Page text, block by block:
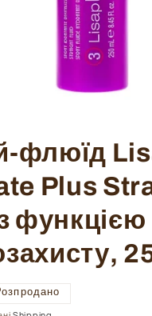
флюїд
Plus
функцією